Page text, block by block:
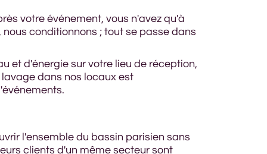
votre événement, vous n'avez qu'à
conditionnons ; tout se passe dans
et d'énergie sur votre lieu de réception,
dans nos locaux est
l'ensemble du bassin parisien sans
clients d'un même secteur sont